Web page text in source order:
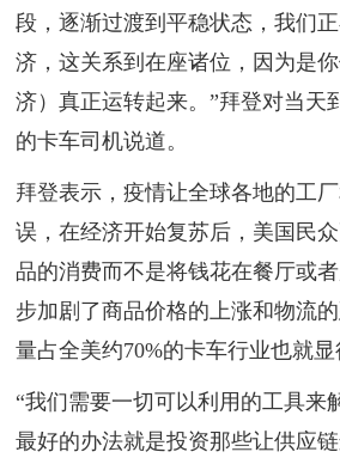
段，逐渐过渡到平稳状态，我们
济，这关系到在座诸位，因为是
济）真正运转起来。”拜登对当天
的卡车司机说道。
拜登表示，疫情让全球各地的工
误，在经济开始复苏后，美国民
品的消费而不是将钱花在餐厅或
步加剧了商品价格的上涨和物流
量占全美约70%的卡车行业也就显
“我们需要一切可以利用的工具来
最好的办法就是投资那些让供应